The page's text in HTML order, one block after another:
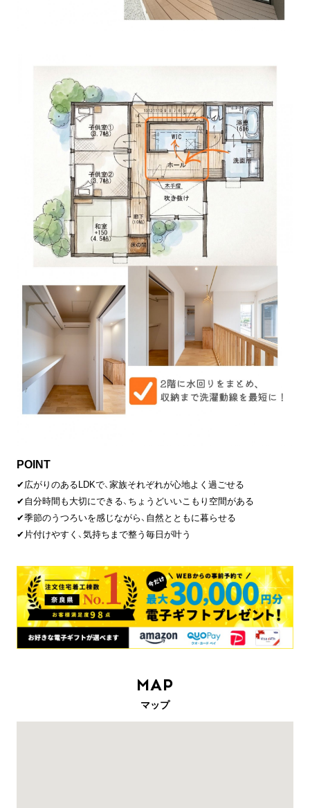
POINT
✔広がりのあるLDKで、家族それぞれが心地よく過ごせる
✔自分時間も大切にできる、ちょうどいいこもり空間がある
✔季節のうつろいを感じながら、自然とともに暮らせる
✔片付けやすく、気持ちまで整う毎日が叶う
MAP
マップ